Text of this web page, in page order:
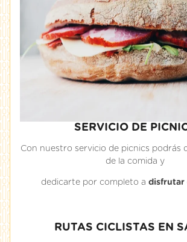
SERVICIO DE
Con nuestro servicio de picnics podrás
de la comida y
dedicarte por completo a disfrutar
RUTAS CICLISTAS EN